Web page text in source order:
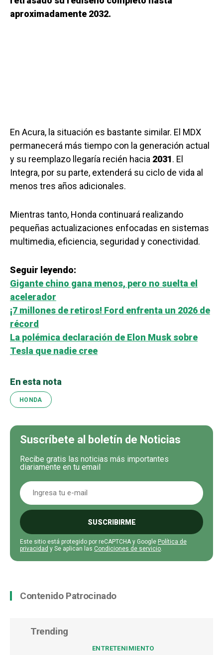
aproximadamente 2032.
En Acura, la situación es bastante similar. El MDX
permanecerá más tiempo con la generación actual
y su reemplazo llegaría recién hacia 2031. El
Integra, por su parte, extenderá su ciclo de vida al
menos tres años adicionales.
Mientras tanto, Honda continuará realizando
pequeñas actualizaciones enfocadas en sistemas
multimedia, eficiencia, seguridad y conectividad.
Seguir leyendo:
Gigante chino gana menos, pero no suelta el
acelerador
¡7 millones de retiros! Ford enfrenta un 2026 de
récord
La polémica declaración de Elon Musk sobre
Tesla que nadie cree
En esta nota
HONDA
Suscríbete al boletín de Noticias
Recibe gratis las noticias más importantes
diariamente en tu email
SUSCRIBIRME
Este sitio está protegido por reCAPTCHA y Google Política de
privacidad y Se aplican las Condiciones de servicio.
Contenido Patrocinado
Trending
ENTRETENIMIENTO